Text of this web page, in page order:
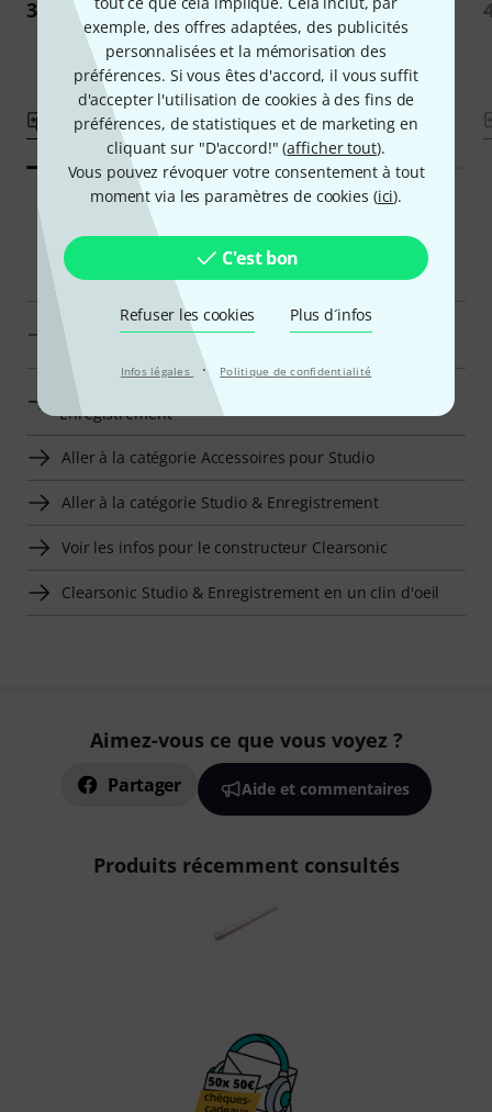
exemple, des offres adaptées, des publicités
personnalisées et la mémorisation des
préférences. Si vous êtes d'accord, il vous suffit
d'accepter l'utilisation de cookies à des fins de
préférences, de statistiques et de marketing en
cliquant sur "D'accord!" (afficher tout).
Vous pouvez révoquer votre consentement à tout
moment via les paramètres de cookies (ici).
C'est bon
Refuser les cookies Plus d´infos
Infos légales · Politique de confidentialité
34 €
Comparer
9,80 €
Comparer
Navigateur intelligent
Clearsonic Autres Accessoires pour Enregistrement en
Aller à la catégorie Autres Accessoires pour
Enregistrement
Aller à la catégorie Accessoires pour Studio
Aller à la catégorie Studio & Enregistrement
Voir les infos pour le constructeur Clearsonic
Clearsonic Studio & Enregistrement en un clin d'oeil
Aimez-vous ce que vous voyez ?
Partager Aide et commentaires
Produits récemment consultés